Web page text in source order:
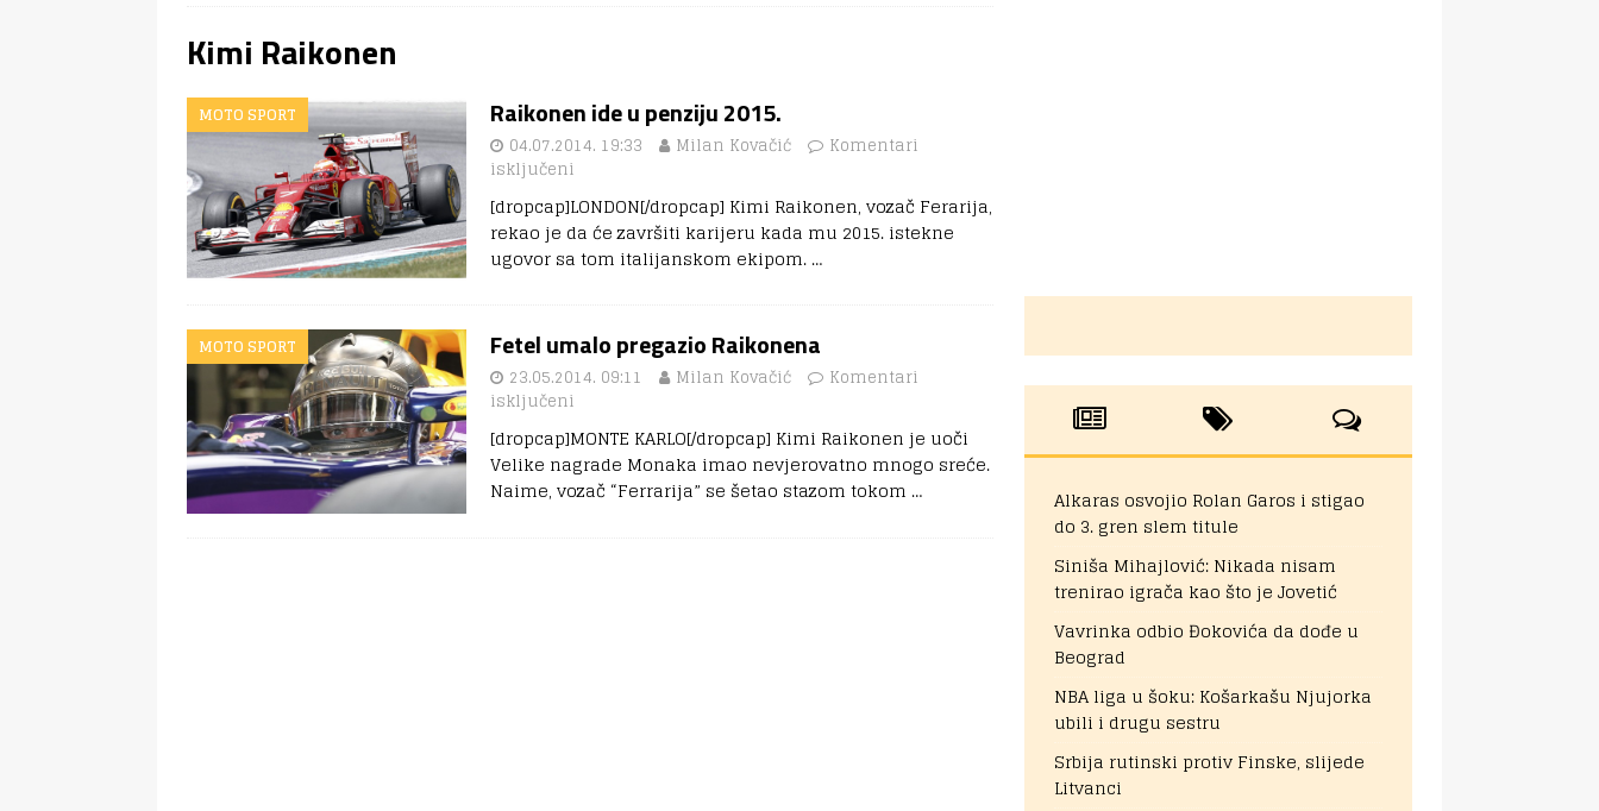
Kimi Raikonen
MOTO SPORT Raikonen ide u penziju 2015.
04.07.2014. 19:33 Milan Kovačić
Komentari
isključeni
[dropcap]LONDON[/dropcap] Kimi Raikonen, vozač Ferarija,
rekao je da će završiti karijeru kada mu 2015. istekne
ugovor sa tom italijanskom ekipom. …
MOTO SPORT Fetel umalo pregazio Raikonena
23.05.2014. 09:11 Milan Kovačić
Komentari
isključeni
[dropcap]MONTE KARLO[/dropcap] Kimi Raikonen je uoči
Velike nagrade Monaka imao nevjerovatno mnogo sreće.
Naime, vozač “Ferrarija” se šetao stazom tokom …
Alkaras osvojio Rolan Garos i stigao
do 3. gren slem titule
Siniša Mihajlović: Nikada nisam
trenirao igrača kao što je Jovetić
Vavrinka odbio Đokovića da dođe u
Beograd
NBA liga u šoku: Košarkašu Njujorka
ubili i drugu sestru
Srbija rutinski protiv Finske, slijede
Litvanci